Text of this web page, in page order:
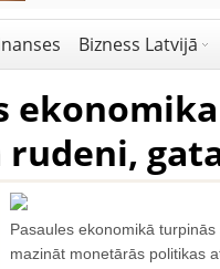
Bizness Latvijā
rudeni,
Pasaules ekonomikā
mazināt monetārās politikas